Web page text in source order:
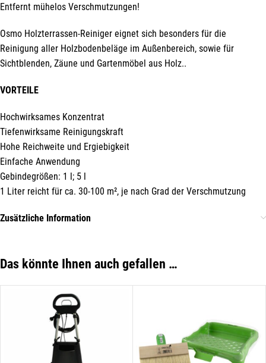
Entfernt mühelos Verschmutzungen!
Osmo Holzterrassen-Reiniger eignet sich besonders für die
Reinigung aller Holzbodenbeläge im Außenbereich, sowie für
Sichtblenden, Zäune und Gartenmöbel aus Holz..
VORTEILE
Hochwirksames Konzentrat
Tiefenwirksame Reinigungskraft
Hohe Reichweite und Ergiebigkeit
Einfache Anwendung
Gebindegrößen: 1 l; 5 l
1 Liter reicht für ca. 30-100 m², je nach Grad der Verschmutzung
Zusätzliche Information
Das könnte Ihnen auch gefallen …
Mit unserem Newsletter sind Sie
Veranstaltungen und Aktionen
Name*